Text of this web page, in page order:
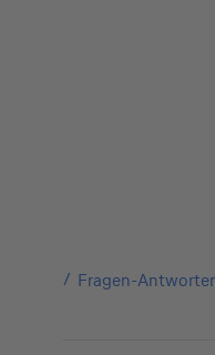
Fragen-